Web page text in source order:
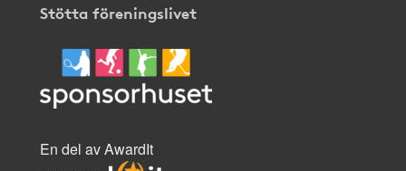
Stötta föreningslivet
En del av AwardIt